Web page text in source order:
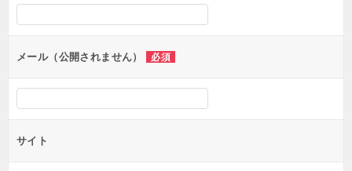
メール（公開されません） 必須
サイト